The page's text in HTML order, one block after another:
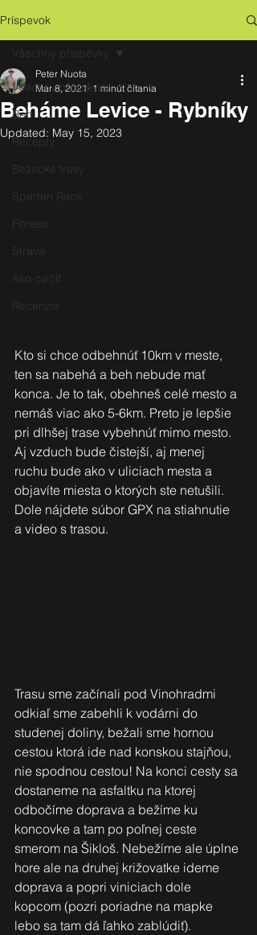
Príspevok
Všechny příspěvky
Beh
Recepty
Bežecké trasy
Spartan Race
Fitness
Strava
Ako cvičiť
Recenzia
Všechny příspěvky
Beháme Levice - Rybníky
Peter Nuota
Mar 8, 2021 1 minút čítania
Updated: May 15, 2023
Kto si chce odbehnúť 10km v meste,
ten sa nabehá a beh nebude mať
konca. Je to tak, obehneš celé mesto a
nemáš viac ako 5-6km. Preto je lepšie
pri dlhšej trase vybehnúť mimo mesto.
Aj vzduch bude čistejší, aj menej
ruchu bude ako v uliciach mesta a
objavíte miesta o ktorých ste netušili.
Dole nájdete súbor GPX na stiahnutie
a video s trasou.
Trasu sme začínali pod Vinohradmi
odkiaľ sme zabehli k vodárni do
studenej doliny, bežali sme hornou
cestou ktorá ide nad konskou stajňou,
nie spodnou cestou! Na konci cesty sa
dostaneme na asfaltku na ktorej
odbočíme doprava a bežíme ku
koncovke a tam po poľnej ceste
smerom na Šikloš. Nebežíme ale úplne
hore ale na druhej križovatke ideme
doprava a popri viniciach dole
kopcom (pozri poriadne na mapke
lebo sa tam dá ľahko zablúdiť).